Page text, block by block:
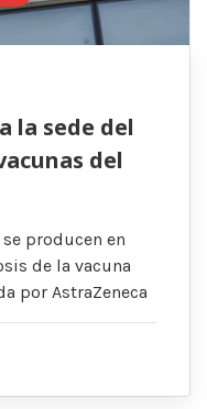
la sede del
del
producen en
de la vacuna
por AstraZeneca